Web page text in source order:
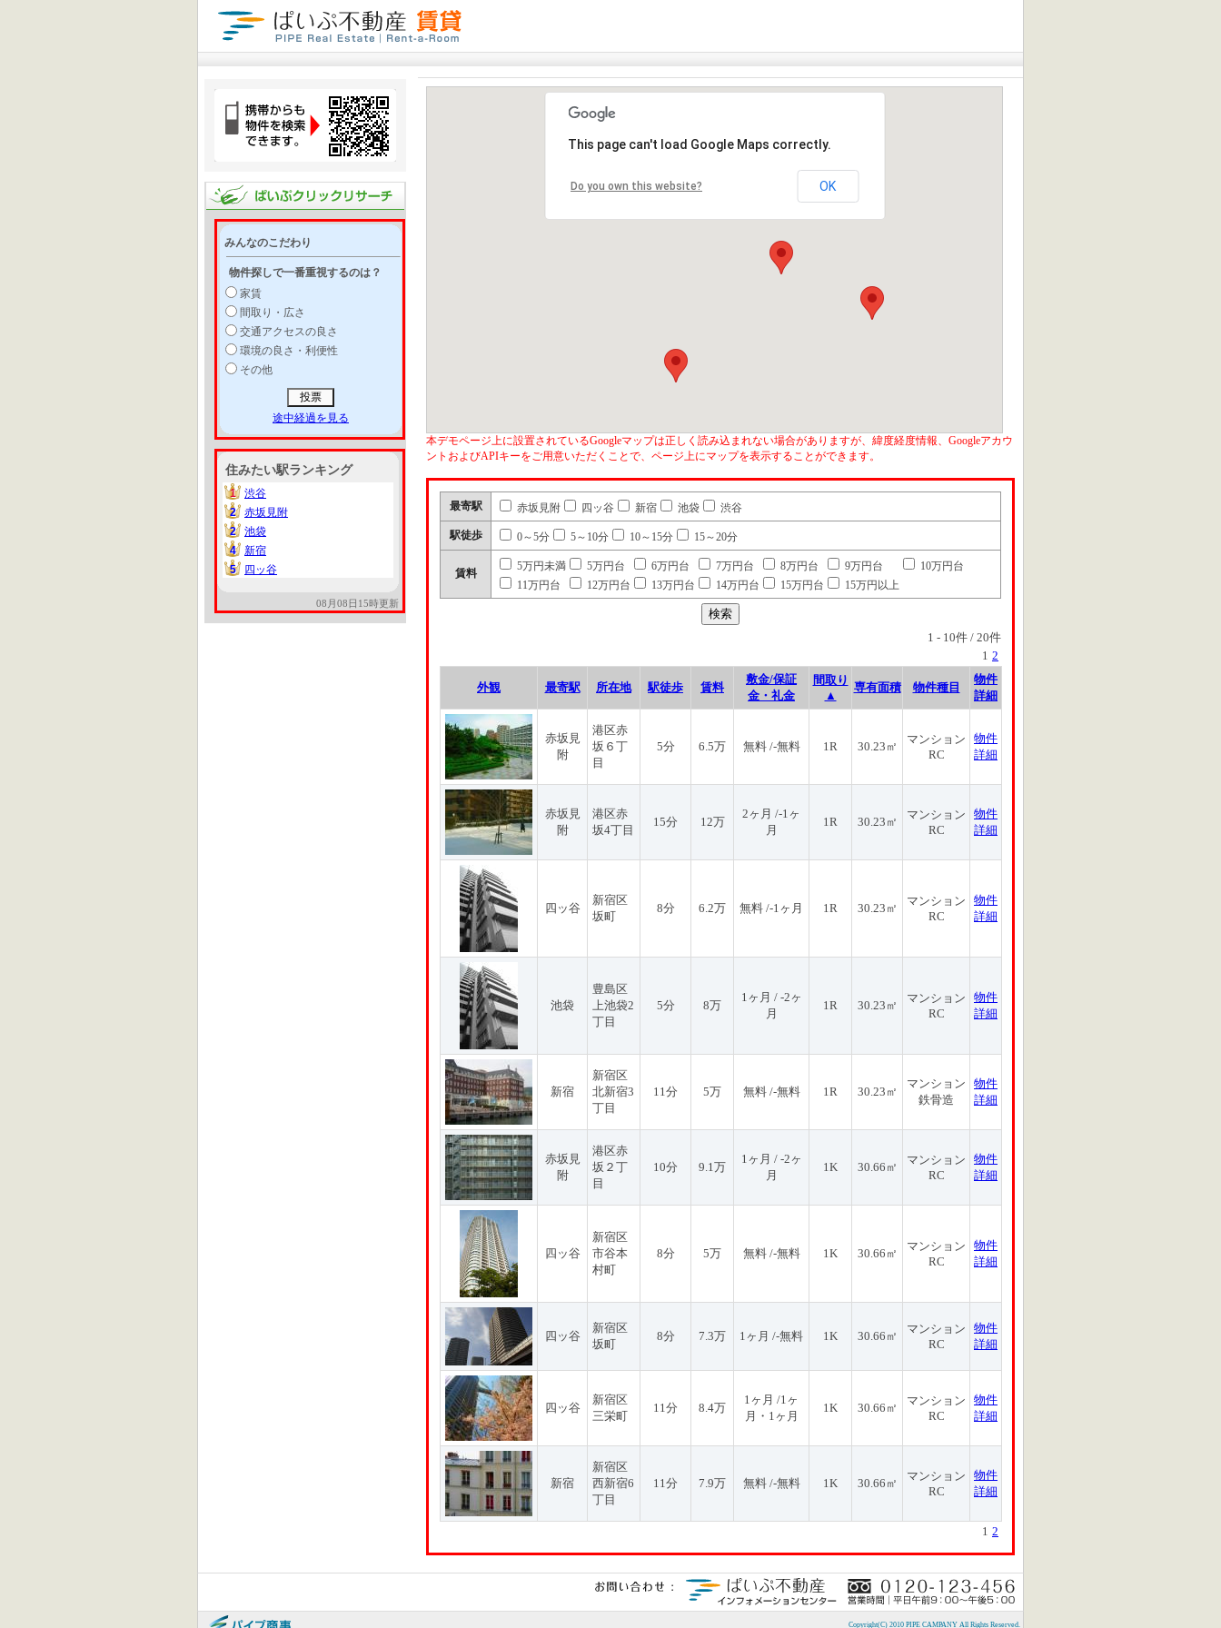
みんなのこだわり
物件探しで一番重視するのは？
家賃
間取り・広さ
交通アクセスの良さ
環境の良さ・利便性
その他
途中経過を見る
住みたい駅ランキング
1
1
渋谷
2
2
赤坂見附
2
2
池袋
4
4
新宿
5
5 四ッ谷
08月08日15時更新
This page can't load Google Maps correctly.
Do you own this website? OK
本デモページ上に設置されているGoogleマップは正しく読み込まれない場合がありますが、緯度経度情報、Googleアカウ
ントおよびAPIキーをご用意いただくことで、ページ上にマップを表示することができます。
最寄駅 赤坂見附 四ッ谷 新宿 池袋 渋谷
駅徒歩 0～5分 5～10分 10～15分 15～20分
賃料
5万円未満 5万円台 6万円台 7万円台 8万円台 9万円台
10万円台
11万円台
12万円台 13万円台 14万円台 15万円台 15万円以上
1 - 10件 / 20件
1 2
外観 最寄駅 所在地 駅徒歩 賃料
敷金/保証
金・礼金
間取り
▲
専有面積 物件種目
物件
詳細
赤坂見
附
港区赤
坂６丁
目
5分 6.5万 無料 /-無料 1R 30.23㎡
マンション
RC
物件
詳細
赤坂見
附
港区赤
坂4丁目
15分 12万
2ヶ月 /-1ヶ
月
1R 30.23㎡
マンション
RC
物件
詳細
四ッ谷
新宿区
坂町
8分 6.2万 無料 /-1ヶ月 1R 30.23㎡
マンション
RC
物件
詳細
池袋
豊島区
上池袋2
丁目
5分 8万
1ヶ月 / -2ヶ
月
1R 30.23㎡
マンション
RC
物件
詳細
新宿
新宿区
北新宿3
丁目
11分 5万 無料 /-無料 1R 30.23㎡
マンション
鉄骨造
物件
詳細
赤坂見
附
港区赤
坂２丁
目
10分 9.1万
1ヶ月 / -2ヶ
月
1K 30.66㎡
マンション
RC
物件
詳細
四ッ谷
新宿区
市谷本
村町
8分 5万 無料 /-無料 1K 30.66㎡
マンション
RC
物件
詳細
四ッ谷
新宿区
坂町
8分 7.3万 1ヶ月 /-無料 1K 30.66㎡
マンション
RC
物件
詳細
四ッ谷
新宿区
三栄町
11分 8.4万
1ヶ月 /1ヶ
月・1ヶ月
1K 30.66㎡
マンション
RC
物件
詳細
新宿
新宿区
西新宿6
丁目
11分 7.9万 無料 /-無料 1K 30.66㎡
マンション
RC
物件
詳細
1 2
Copyright(C) 2010 PIPE CAMPANY All Rights Reserved.